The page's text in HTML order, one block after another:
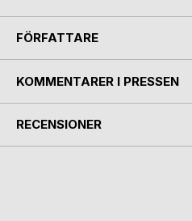
FÖRFATTARE
KOMMENTARER I PRESSEN
RECENSIONER